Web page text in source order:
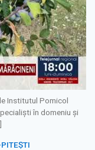
Institutul Pomicol
în domeniu și